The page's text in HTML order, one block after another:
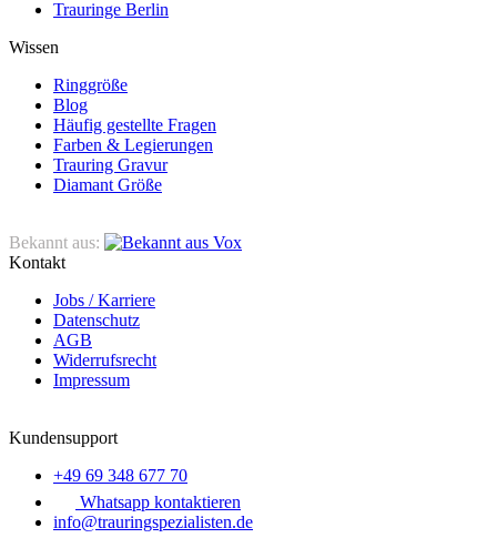
Trauringe Berlin
Wissen
Ringgröße
Blog
Häufig gestellte Fragen
Farben & Legierungen
Trauring Gravur
Diamant Größe
Bekannt aus:
Kontakt
Jobs / Karriere
Datenschutz
AGB
Widerrufsrecht
Impressum
Kundensupport
+49 69 348 677 70
Whatsapp kontaktieren
info@trauringspezialisten.de